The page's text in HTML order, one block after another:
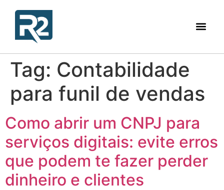
Tag: Contabilidade
para funil de vendas
Como abrir um CNPJ para
serviços digitais: evite erros
que podem te fazer perder
dinheiro e clientes